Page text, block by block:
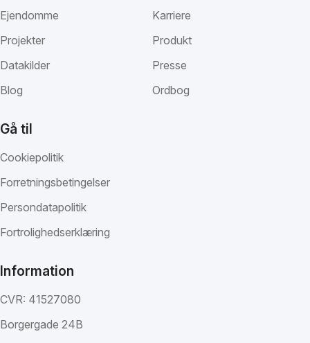
Ejendomme
Projekter
Datakilder
Blog
Karriere
Produkt
Presse
Ordbog
Gå til
Cookiepolitik
Forretningsbetingelser
Persondatapolitik
Fortrolighedserklæring
Information
CVR: 41527080
Borgergade 24B